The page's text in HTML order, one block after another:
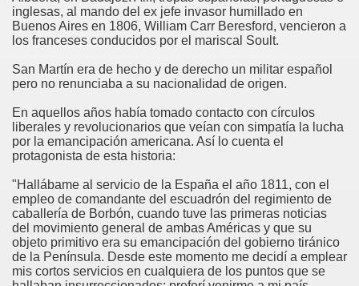
inglesas, al mando del ex jefe invasor humillado en
Buenos Aires en 1806, William Carr Beresford, vencieron a
los franceses conducidos por el mariscal Soult.
San Martín era de hecho y de derecho un militar español
pero no renunciaba a su nacionalidad de origen.
En aquellos años había tomado contacto con círculos
liberales y revolucionarios que veían con simpatía la lucha
por la emancipación americana. Así lo cuenta el
protagonista de esta historia:
"Hallábame al servicio de la España el año 1811, con el
empleo de comandante del escuadrón del regimiento de
caballería de Borbón, cuando tuve las primeras noticias
del movimiento general de ambas Américas y que su
objeto primitivo era su emancipación del gobierno tiránico
de la Península. Desde este momento me decidí a emplear
mis cortos servicios en cualquiera de los puntos que se